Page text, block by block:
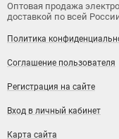
Оптовая продажа
доставкой по всей
Политика
Соглашение пользователя
Регистрация на сайте
Вход в личный кабинет
Карта сайта